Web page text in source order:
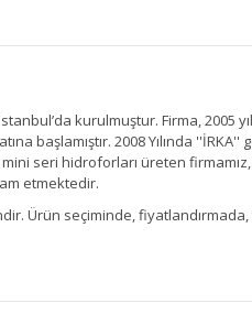
kurulmuştur. Firma, 2005
başlamıştır. 2008 Yılında
seri hidroforları üreten
etmektedir.
Ürün seçiminde,